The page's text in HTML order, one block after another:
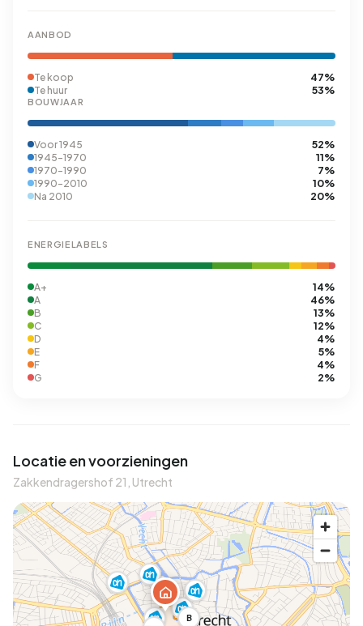
AANBOD
Te koop 47%
Te huur 53%
BOUWJAAR
Voor 1945 52%
1945-1970 11%
1970-1990 7%
1990-2010 10%
Na 2010 20%
ENERGIELABELS
A+ 14%
A 46%
B 13%
C 12%
D 4%
E 5%
F 4%
G 2%
Locatie en voorzieningen
Zakkendragershof 21, Utrecht
B